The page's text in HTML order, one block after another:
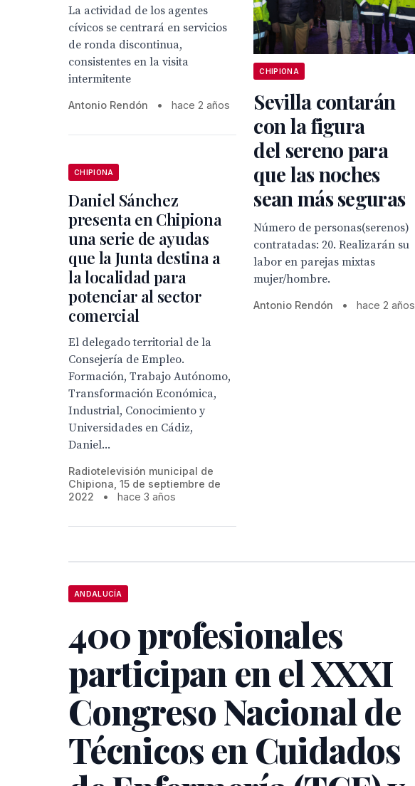
La actividad de los agentes
cívicos se centrará en servicios
de ronda discontinua,
consistentes en la visita
intermitente
Antonio Rendón • hace 2 años
CHIPIONA
Sevilla contarán
con la figura
del sereno para
que las noches
sean más seguras
Número de personas(serenos)
contratadas: 20. Realizarán su
labor en parejas mixtas
mujer/hombre.
Antonio Rendón • hace 2 años
CHIPIONA
Daniel Sánchez
presenta en Chipiona
una serie de ayudas
que la Junta destina a
la localidad para
potenciar al sector
comercial
El delegado territorial de la
Consejería de Empleo.
Formación, Trabajo Autónomo,
Transformación Económica,
Industrial, Conocimiento y
Universidades en Cádiz,
Daniel...
Radiotelevisión municipal de
Chipiona, 15 de septiembre de
2022
• hace 3 años
ANDALUCÍA
400 profesionales
participan en el XXXI
Congreso Nacional de
Técnicos en Cuidados